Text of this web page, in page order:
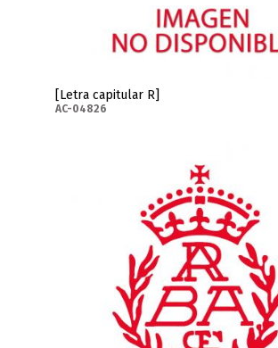
[Letra capitular R]
AC-04826